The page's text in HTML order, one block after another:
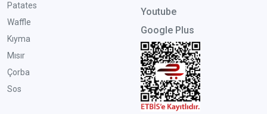
Patates
Waffle
Kıyma
Mısır
Çorba
Sos
Youtube
Google Plus